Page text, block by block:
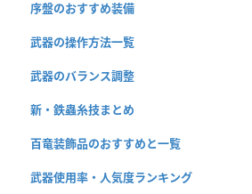
序盤のおすすめ装備
武器の操作方法一覧
武器のバランス調整
新・鉄蟲糸技まとめ
百竜装飾品のおすすめと一覧
武器使用率・人気度ランキング